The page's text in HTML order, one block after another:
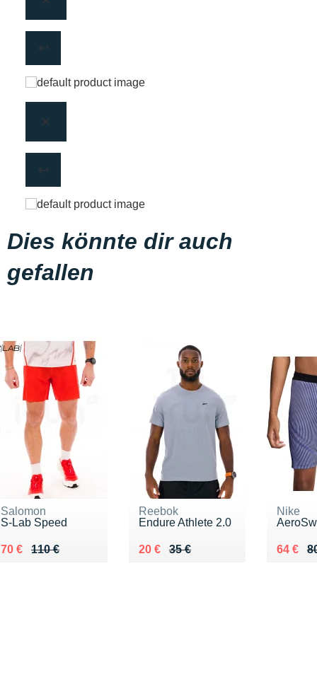
Dies könnte dir auch
gefallen
Salomon
S-Lab Speed
110 €
Au lieu de 110 €
70 €
Vendu 70 €
Reebok
Endure Athlete 2.0
35 €
Au lieu de 35 €
20 €
Vendu 20 €
Nike
Au lieu
64 €
Vendu